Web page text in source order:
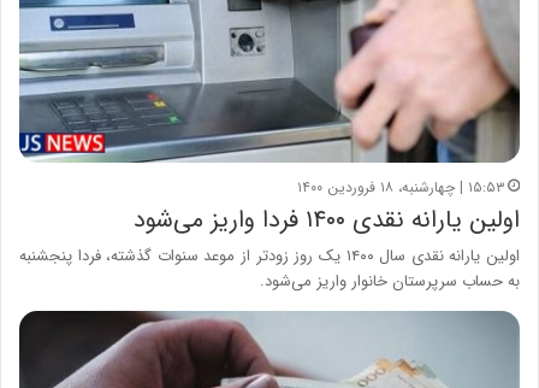
۱۵:۵۳ | چهارشنبه، ۱۸ فروردین ۱۴۰۰
اولین یارانه نقدی ۱۴۰۰ فردا واریز می‌شود
اولین یارانه نقدی سال ۱۴۰۰ یک روز زودتر از موعد سنوات گذشته، فردا پنجشنبه
به حساب سرپرستان خانوار واریز می‌شود.